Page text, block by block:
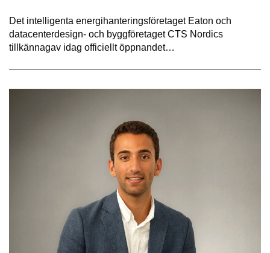
Det intelligenta energihanteringsföretaget Eaton och
datacenterdesign- och byggföretaget CTS Nordics
tillkännagav idag officiellt öppnandet…